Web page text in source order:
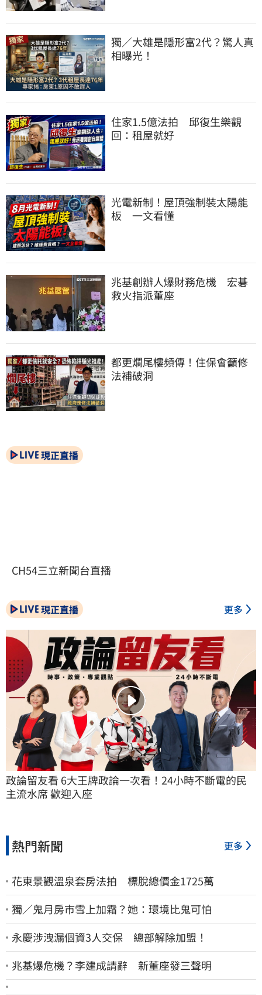
獨／大雄是隱形富2代？驚人真
相曝光！
住家1.5億法拍　邱復生樂觀
回：租屋就好
光電新制！屋頂強制裝太陽能
板　一文看懂
兆基創辦人爆財務危機　宏碁
救火指派董座
都更爛尾樓頻傳！住保會籲修
法補破洞
現正直播
CH54三立新聞台直播
現正直播 更多
政論留友看 6大王牌政論一次看！24小時不斷電的民
主流水席 歡迎入座
熱門新聞 更多
花東景觀溫泉套房法拍 標脫總價金1725萬
獨／鬼月房市雪上加霜？她：環境比鬼可怕
永慶涉洩漏個資3人交保 總部解除加盟！
兆基爆危機？李建成請辭 新董座發三聲明